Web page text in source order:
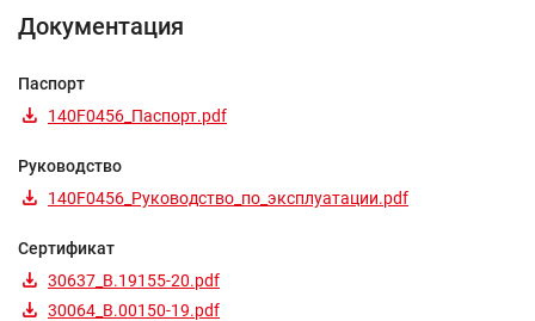
Документация
Паспорт
140F0456_Паспорт.pdf
Руководство
140F0456_Руководство_по_эксплуатации.pdf
Сертификат
30637_B.19155-20.pdf
30064_B.00150-19.pdf